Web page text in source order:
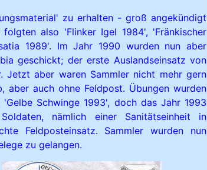
zu erhalten - groß angekündigt
also 'Flinker Igel 1984', 'Fränkischer
1989'. Im Jahr 1990 wurden nun aber
geschickt; der erste Auslandseinsatz von
Jetzt aber waren Sammler nicht mehr gern
auch ohne Feldpost. Übungen wurden
Schwinge 1993', doch das Jahr 1993
nämlich einer Sanitätseinheit in
Feldposteinsatz. Sammler wurden nun
zu gelangen.